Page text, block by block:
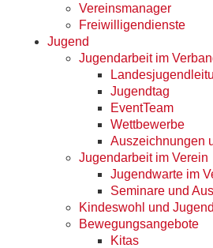
Vereinsmanager
Freiwilligendienste
Jugend
Jugendarbeit im
Jugendtag
EventTeam
Wettbewerbe
Auszeichnungen
Jugendarbeit im Verein
Jugendwarte im
Seminare und
Kindeswohl und
Bewegungsangebote
Kitas